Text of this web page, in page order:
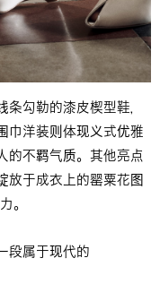
勾勒的漆皮楔型鞋，
巾洋装则体现义式优雅
的不羁气质。其他亮点
放于成衣上的罂粟花图
。
段属于现代的